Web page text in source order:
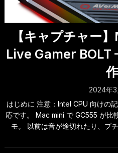
【キャプチャー
Live Gamer BOLT
2024年3
はじめに 注意：Intel CPU 向けの
応です。 Mac mini で GC555 が比
モ。 以前は音が途切れたり、プ